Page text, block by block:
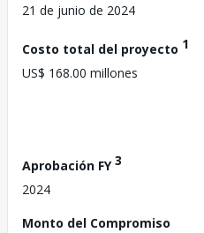
21 de junio de 2024
Costo total del proyecto 1
US$ 168.00 millones
Aprobación FY3
2024
Monto del Compromiso